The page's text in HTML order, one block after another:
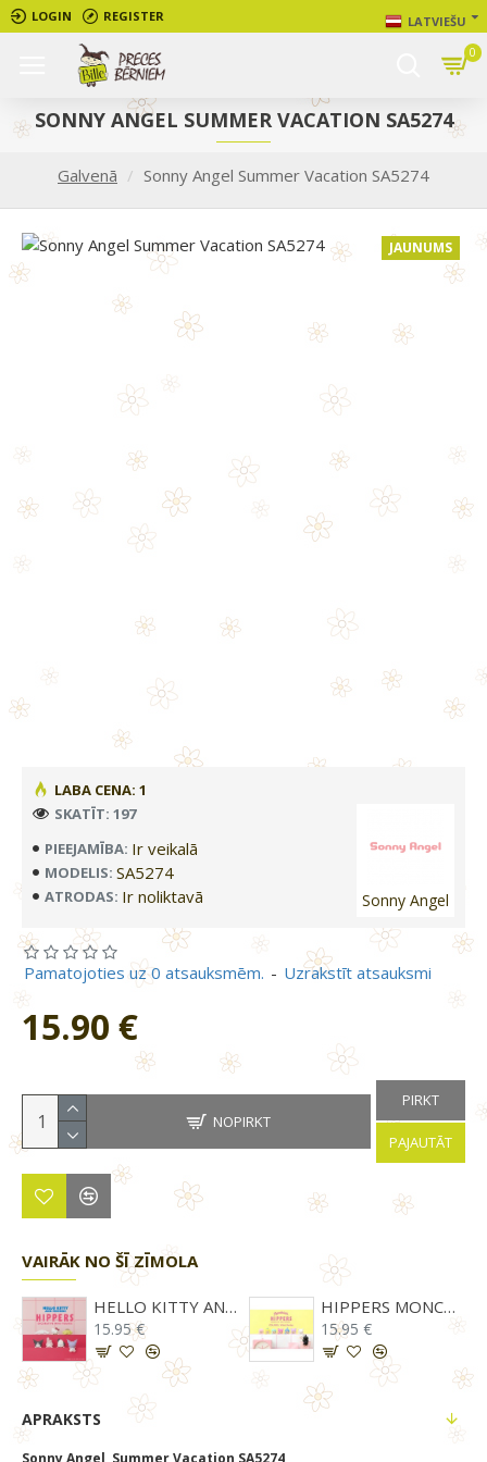
LOGIN REGISTER LATVIEŠU
0
Galvenā Sonny Angel Summer Vacation SA5274
SONNY ANGEL SUMMER VACATION SA5274
JAUNUMS
PIEEJAMĪBA: Ir veikalā
MODELIS: SA5274
ATRODAS: Ir noliktavā Sonny Angel
LABA CENA: 1
SKATĪT: 197
Pamatojoties uz 0 atsauksmēm. - Uzrakstīt atsauksmi
15.90 €
NOPIRKT
PIRKT
PAJAUTĀT
VAIRĀK NO ŠĪ ZĪMOLA
HELLO KITTY AND FRIENDS HIPPERS SA0132
15.95 €
HIPPERS MONCHHICHI COLORS WINK SERIES SA0058
15.95 €
APRAKSTS
Sonny Angel Summer Vacation SA5274